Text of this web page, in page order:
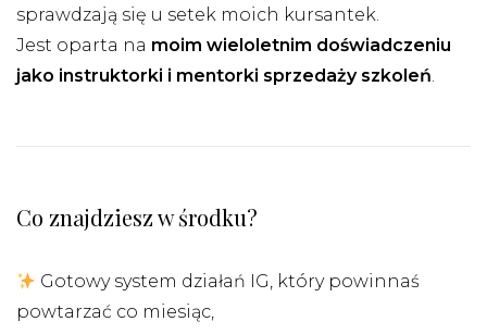
sprawdzają się u setek moich kursantek.
Jest oparta na moim wieloletnim doświadczeniu
jako instruktorki i mentorki sprzedaży szkoleń.
Co znajdziesz w środku?
Gotowy system działań IG, który powinnaś
powtarzać co miesiąc,